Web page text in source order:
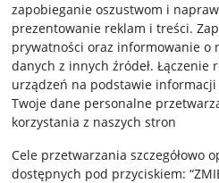
zapobieganie oszustwom i
prezentowanie reklam i treści.
prywatności oraz informowanie o
danych z innych źródeł. Łączenie
urządzeń na podstawie
Twoje dane personalne
korzystania z naszych stron
Cele przetwarzania szczegółowo
dostępnych pod przyciskiem:
Pobierz